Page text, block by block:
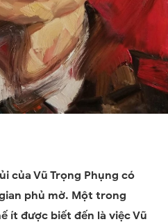
củaVũ Trọng Phụng có
phủ mờ. Một trong
ít được biết đến là việc Vũ